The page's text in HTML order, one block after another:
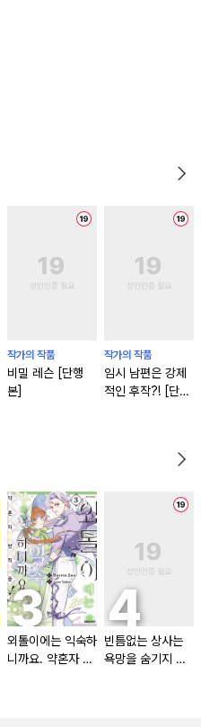
작가의 작품
비밀 레슨 [단행
본]
작가의 작품
임시 남편은 강제
적인 후작?! [단행
외톨이에는 익숙하
니까요. 약혼자 방
빈틈없는 상사는
욕망을 숨기지 않